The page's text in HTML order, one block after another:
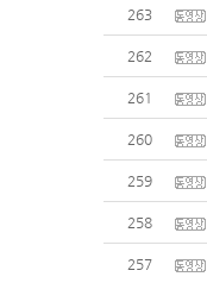
263
262
261
260
259
258
257